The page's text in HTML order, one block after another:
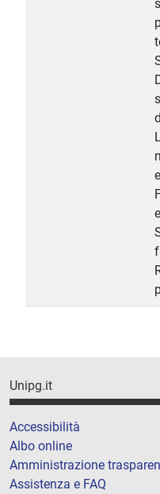
Unipg.it
Accessibilità
Albo online
Amministrazione
Assistenza e FAQ